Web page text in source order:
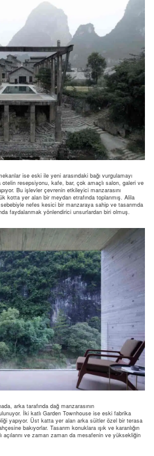
ise eski ile yeni arasındaki bağı vurgulamayı
otelin resepsiyonu, kafe, bar, çok amaçlı salon, galeri ve
Bu işlevler çevrenin etkileyici manzarasını
kotta yer alan bir meydan etrafında toplanmış. Alila
nefes kesici bir manzaraya sahip ve tasarımda
faydalanmak yönlendirici unsurlardan biri olmuş.
arka tarafında dağ manzarasının
İki katlı Garden Townhouse ise eski fabrika
yapıyor. Üst katta yer alan arka süitler özel bir terasa
bakıyorlar. Tasarım konuklara ışık ve karanlığın
ve zaman zaman da mesafenin ve yüksekliğin